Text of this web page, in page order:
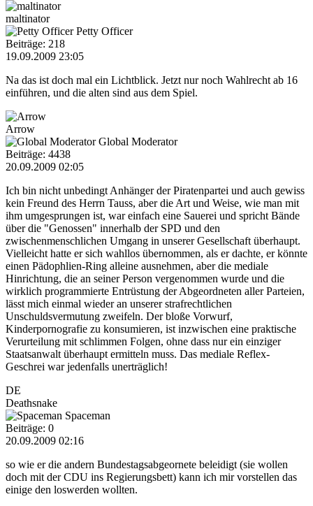
maltinator
Petty Officer
Beiträge: 218
19.09.2009 23:05
Na das ist doch mal ein Lichtblick. Jetzt nur noch Wahlrecht ab 16
einführen, und die alten sind aus dem Spiel.
Arrow
Global Moderator
Beiträge: 4438
20.09.2009 02:05
Ich bin nicht unbedingt Anhänger der Piratenpartei und auch gewiss
kein Freund des Herrn Tauss, aber die Art und Weise, wie man mit
ihm umgesprungen ist, war einfach eine Sauerei und spricht Bände
über die "Genossen" innerhalb der SPD und den
zwischenmenschlichen Umgang in unserer Gesellschaft überhaupt.
Vielleicht hatte er sich wahllos übernommen, als er dachte, er könnte
einen Pädophlien-Ring alleine ausnehmen, aber die mediale
Hinrichtung, die an seiner Person vergenommen wurde und die
wirklich programmierte Entrüstung der Abgeordneten aller Parteien,
lässt mich einmal wieder an unserer strafrechtlichen
Unschuldsvermutung zweifeln. Der bloße Vorwurf,
Kinderpornografie zu konsumieren, ist inzwischen eine praktische
Verurteilung mit schlimmen Folgen, ohne dass nur ein einziger
Staatsanwalt überhaupt ermitteln muss. Das mediale Reflex-
Geschrei war jedenfalls unerträglich!
DE
Deathsnake
Spaceman
Beiträge: 0
20.09.2009 02:16
so wie er die andern Bundestagsabgeornete beleidigt (sie wollen
doch mit der CDU ins Regierungsbett) kann ich mir vorstellen das
einige den loswerden wollten.